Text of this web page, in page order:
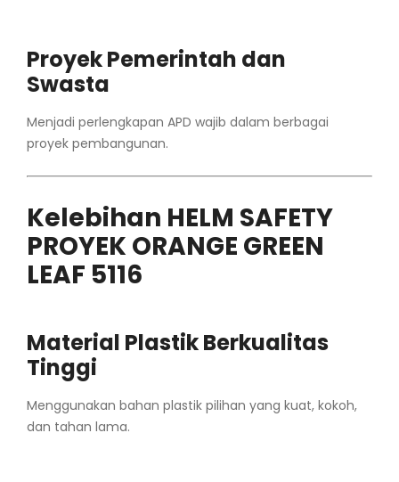
Proyek Pemerintah dan
Swasta
Menjadi perlengkapan APD wajib dalam berbagai
proyek pembangunan.
Kelebihan HELM SAFETY
PROYEK ORANGE GREEN
LEAF 5116
Material Plastik Berkualitas
Tinggi
Menggunakan bahan plastik pilihan yang kuat, kokoh,
dan tahan lama.